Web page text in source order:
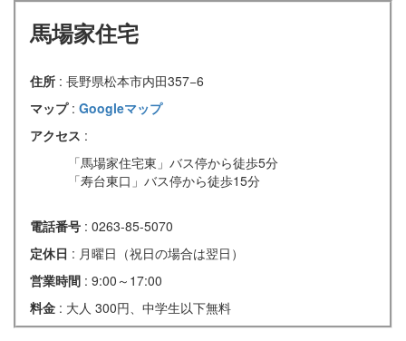
馬場家住宅
住所 : 長野県松本市内田357−6
マップ : Googleマップ
アクセス :
「馬場家住宅東」バス停から徒歩5分
「寿台東口」バス停から徒歩15分
電話番号 : 0263-85-5070
定休日 : 月曜日（祝日の場合は翌日）
営業時間 : 9:00～17:00
料金 : 大人 300円、中学生以下無料